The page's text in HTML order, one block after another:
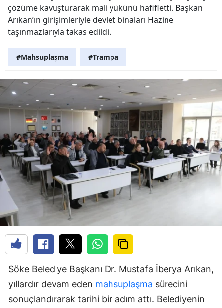
çözüme kavuşturarak mali yükünü hafifletti. Başkan
Arıkan’ın girişimleriyle devlet binaları Hazine
taşınmazlarıyla takas edildi.
#Mahsuplaşma #Trampa
Söke Belediye Başkanı Dr. Mustafa İberya Arıkan,
yıllardır devam eden mahsuplaşma sürecini
sonuçlandırarak tarihi bir adım attı. Belediyenin